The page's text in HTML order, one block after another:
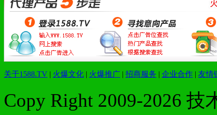
关于1588.TV | 火爆文化 | 火爆推广 | 招商服务 | 企业合作 | 友情
Copy Right 2009-2026 技